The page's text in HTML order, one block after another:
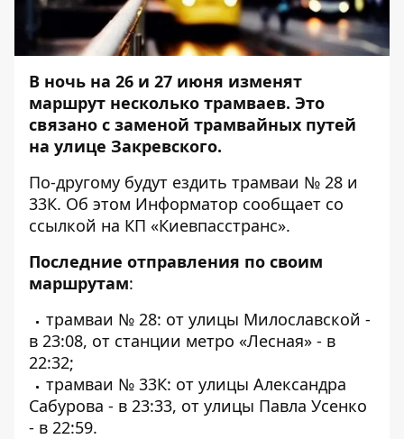
В ночь на 26 и 27 июня изменят
маршрут несколько трамваев. Это
связано с заменой трамвайных путей
на улице Закревского.
По-другому будут ездить трамваи № 28 и
33К. Об этом Информатор сообщает со
ссылкой на КП «Киевпасстранс».
Последние отправления по своим
маршрутам:
трамваи № 28: от улицы Милославской -
в 23:08, от станции метро «Лесная» - в
22:32;
трамваи № 33К: от улицы Александра
Сабурова - в 23:33, от улицы Павла Усенко
- в 22:59.